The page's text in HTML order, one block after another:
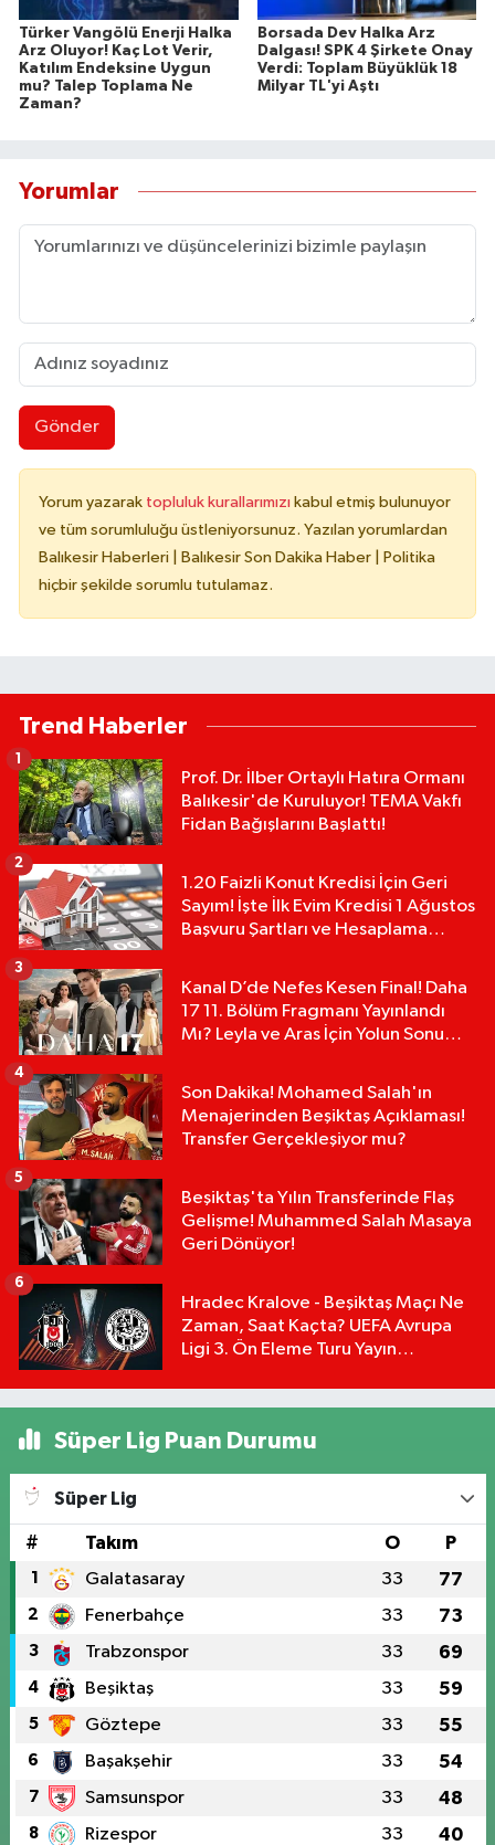
Türker Vangölü Enerji Halka
Arz Oluyor! Kaç Lot Verir,
Katılım Endeksine Uygun
mu? Talep Toplama Ne
Zaman?
Borsada Dev Halka Arz
Dalgası! SPK 4 Şirkete Onay
Verdi: Toplam Büyüklük 18
Milyar TL'yi Aştı
Yorumlar
Gönder
Yorum yazarak topluluk kurallarımızı kabul etmiş bulunuyor
ve tüm sorumluluğu üstleniyorsunuz. Yazılan yorumlardan
Balıkesir Haberleri | Balıkesir Son Dakika Haber | Politika
hiçbir şekilde sorumlu tutulamaz.
Trend Haberler
Prof. Dr. İlber Ortaylı Hatıra Ormanı
Balıkesir'de Kuruluyor! TEMA Vakfı
Fidan Bağışlarını Başlattı!
1
1.20 Faizli Konut Kredisi İçin Geri
Sayım! İşte İlk Evim Kredisi 1 Ağustos
Başvuru Şartları ve Hesaplama
2
Kanal D’de Nefes Kesen Final! Daha
17 11. Bölüm Fragmanı Yayınlandı
Mı? Leyla ve Aras İçin Yolun Sonu
3
Son Dakika! Mohamed Salah'ın
Menajerinden Beşiktaş Açıklaması!
Transfer Gerçekleşiyor mu?
4
Beşiktaş'ta Yılın Transferinde Flaş
Gelişme! Muhammed Salah Masaya
Geri Dönüyor!
5
Hradec Kralove - Beşiktaş Maçı Ne
Zaman, Saat Kaçta? UEFA Avrupa
Ligi 3. Ön Eleme Turu Yayın
6
Süper Lig Puan Durumu
Süper Lig
# Takım O P
1 Galatasaray 33 77
2 Fenerbahçe 33 73
3 Trabzonspor 33 69
4 Beşiktaş 33 59
5 Göztepe 33 55
6 Başakşehir 33 54
7 Samsunspor 33 48
8 Rizespor 33 40